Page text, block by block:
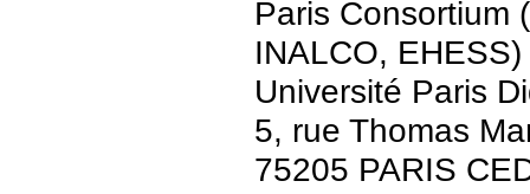
Paris Consortium
INALCO, EHESS)
Université Paris
5, rue Thomas
75205 PARIS